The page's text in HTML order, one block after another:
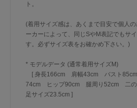
ト。
(着用サイズ感は、あくまで目安で個人
ーカーによって、同じSやM表記でもサ
す。必ずサイズ表をお確かめ下さい。)
* モデルデータ (通常着用サイズM)
[ 身長166cm 肩幅43cm バスト
74cm ヒップ90cm 腿周り52cm 二
足サイズ23.5cm ]